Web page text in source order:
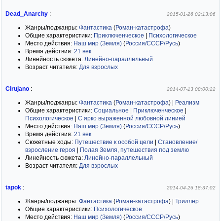
Dead_Anarchy : 2015-01-26 02:13:06
Жанры/поджанры: Фантастика (Роман-катастрофа)
Общие характеристики: Приключенческое
Психологическое
Место действия: Наш мир (Земля) (Россия/СССР/Русь)
Время действия: 21 век
Линейность сюжета: Линейно-параллельный
Возраст читателя: Для взрослых
Cirujano : 2014-07-13 08:00:22
Жанры/поджанры: Фантастика (Роман-катастрофа)
Реализм
Общие характеристики: Социальное Приключенческое
Психологическое
С ярко выраженной любовной линией
Место действия: Наш мир (Земля) (Россия/СССР/Русь)
Время действия: 21 век
Сюжетные ходы: Путешествие к особой цели
Становление/
взросление героя
Полая Земля, путешествия под землю
Линейность сюжета: Линейно-параллельный
Возраст читателя: Для взрослых
tapok : 2014-04-26 18:37:02
Жанры/поджанры: Фантастика (Роман-катастрофа)
Триллер
Общие характеристики: Психологическое
Место действия: Наш мир (Земля) (Россия/СССР/Русь)